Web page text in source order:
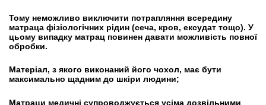
Тому неможливо виключити потрапляння всередину
матраца фізіологічних рідин (сеча, кров, ексудат тощо). У
цьому випадку матрац повинен давати можливість повної
обробки.
Матеріал, з якого виконаний його чохол, має бути
максимально щадним до шкіри людини;
Матраци медичні супроводжується усіма дозвільними